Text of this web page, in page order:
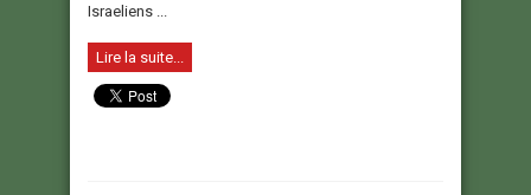
Israeliens ...
Lire la suite...